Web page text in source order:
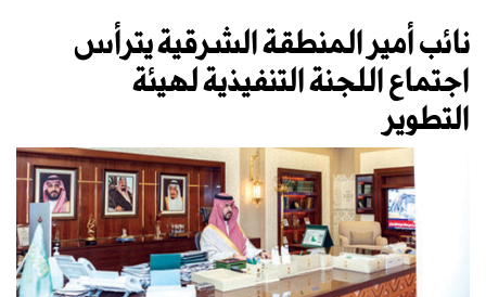
نائب أمير المنطقة الشرقية يترأس
اجتماع اللجنة التنفيذية لهيئة
التطوير